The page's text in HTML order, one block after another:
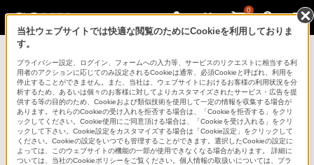
0
MDR-EX600
密閉型インナーイヤーレシーバー MDR-EX600
当社ウェブサイトでは快適な閲覧のためにCookieを利用しておりま
す。
プライバシー設定、ログイン、フォームへの入力等、サービスのリクエストに相当する利
用者のアクションに応じてのみ設定されるCookieは通常、必須Cookieと呼ばれ、利用を
停止することができません。また、当社は、ウェブサイトにおけるお客様の利用状況を分
析するため、あるいは個々のお客様に対してよりカスタマイズされたサービス・広告を提
供する等の目的のため、Cookieおよび類似技術を使用して一定の情報を収集する場合が
あります。それらのCookieの受け入れを拒否する場合は、「Cookieを拒否する」をクリ
ックしてください。Cookie使用にご同意頂ける場合は、「Cookieを受け入れる」をクリ
ックして下さい。Cookie設定をカスタマイズする場合は「Cookie設定」をクリックして
ください。Cookieの設定をいつでも管理することができます。選択したCookieの設定に
よっては、このウェブサイトの機能の一部が使用できなくなる場合があります。 詳細に
ついては、当社のCookieポリシーをご覧ください。個人情報の取扱いについては、プラ